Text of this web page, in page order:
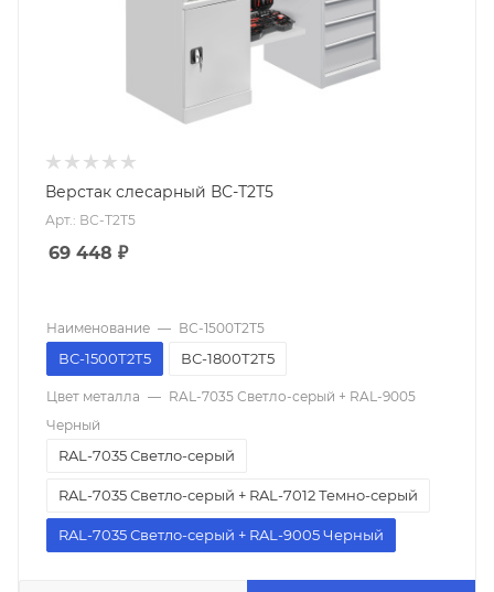
Верстак слесарный ВС-Т2Т5
Арт.: ВС-Т2Т5
69 448 ₽
Наименование — ВС-1500Т2Т5
ВС-1500Т2Т5 ВС-1800Т2Т5
Цвет металла — RAL-7035 Светло-серый + RAL-9005
Черный
RAL-7035 Светло-серый
RAL-7035 Светло-серый + RAL-7012 Темно-серый
RAL-7035 Светло-серый + RAL-9005 Черный